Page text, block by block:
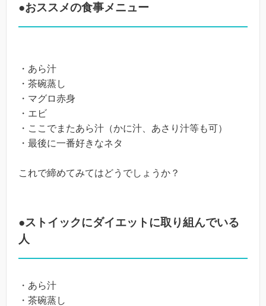
●おススメの食事メニュー
・あら汁
・茶碗蒸し
・マグロ赤身
・エビ
・ここでまたあら汁（かに汁、あさり汁等も可）
・最後に一番好きなネタ
これで締めてみてはどうでしょうか？
●ストイックにダイエットに取り組んでいる
人
・あら汁
・茶碗蒸し